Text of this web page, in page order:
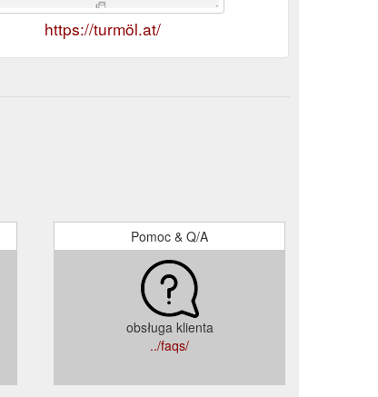
https://turmöl.at/
Pomoc & Q/A
obsługa klienta
../faqs/